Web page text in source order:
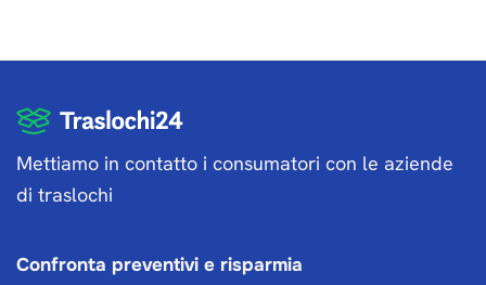
Mettiamo in contatto i consumatori con le aziende
di traslochi
Confronta preventivi e risparmia